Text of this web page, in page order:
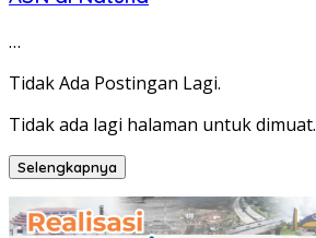
…
Tidak Ada Postingan Lagi.
Tidak ada lagi halaman untuk dimuat.
Selengkapnya